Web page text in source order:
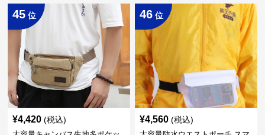
45 位
¥4,420 (税込)
46 位
¥4,560 (税込)